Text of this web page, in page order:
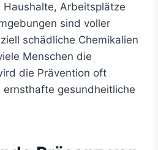
Haushalte, Arbeitsplätze
sind voller
schädliche Chemikalien
Menschen die
die Prävention oft
gesundheitliche